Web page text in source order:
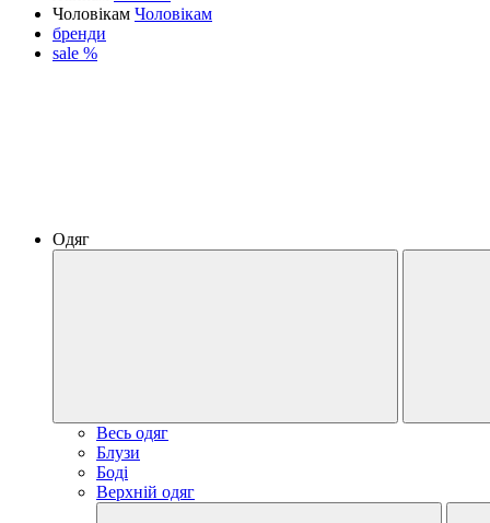
Чоловікам Чоловікам
бренди
sale %
Одяг
Весь одяг
Блузи
Боді
Верхній одяг